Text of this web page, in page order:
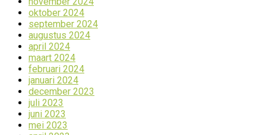
oktober 2024
september 2024
augustus 2024
april 2024
maart 2024
februari 2024
januari 2024
december 2023
juli 2023
juni 2023
mei 2023